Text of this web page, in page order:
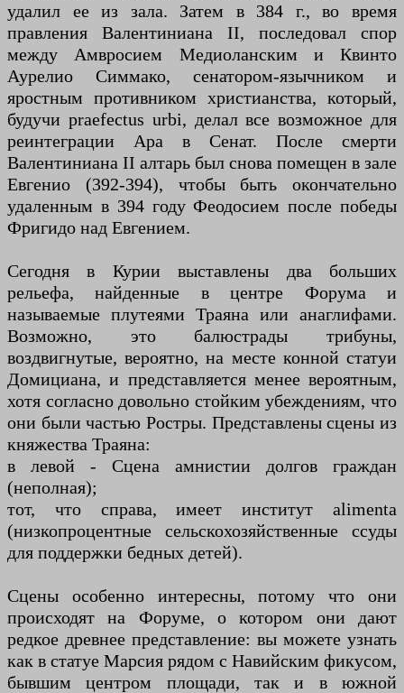
удалил ее из зала. Затем в 384 г., во время
правления Валентиниана II, последовал спор
между Амвросием Медиоланским и Квинто
Аурелио Симмако, сенатором-язычником и
яростным противником христианства, который,
будучи praefectus urbi, делал все возможное для
реинтеграции Ара в Сенат. После смерти
Валентиниана II алтарь был снова помещен в зале
Евгенио (392-394), чтобы быть окончательно
удаленным в 394 году Феодосием после победы
Фригидо над Евгением.
Сегодня в Курии выставлены два больших
рельефа, найденные в центре Форума и
называемые плутеями Траяна или анаглифами.
Возможно, это балюстрады трибуны,
воздвигнутые, вероятно, на месте конной статуи
Домициана, и представляется менее вероятным,
хотя согласно довольно стойким убеждениям, что
они были частью Ростры. Представлены сцены из
княжества Траяна:
в левой - Сцена амнистии долгов граждан
(неполная);
тот, что справа, имеет институт alimenta
(низкопроцентные сельскохозяйственные ссуды
для поддержки бедных детей).
Сцены особенно интересны, потому что они
происходят на Форуме, о котором они дают
редкое древнее представление: вы можете узнать
как в статуе Марсия рядом с Навийским фикусом,
бывшим центром площади, так и в южной